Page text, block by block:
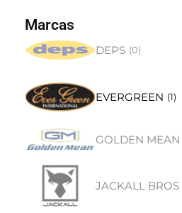
Marcas
DEPS (0)
EVERGREEN (1)
GOLDEN MEAN
JACKALL BROS